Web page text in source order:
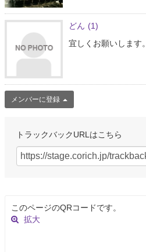
どん (1)
宜しくお願いします。
メンバーに登録
トラックバックURLはこちら
このページのQRコードです。
拡大